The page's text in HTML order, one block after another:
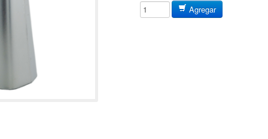
Agregar